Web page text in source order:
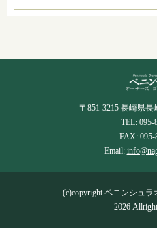
〒851-3215 長崎県
TEL: 095-
FAX: 095-
Email:
(c)copyright ペニンシュ
2026